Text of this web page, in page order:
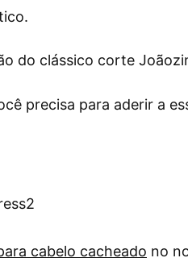
do clássico corte
precisa para aderir a
cabelo cacheado no